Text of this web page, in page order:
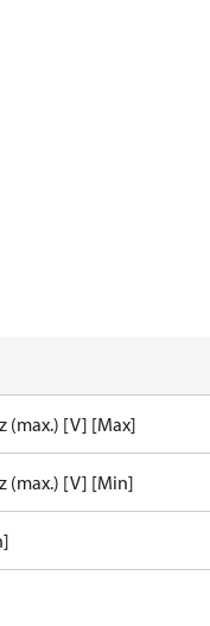
(max.) [V] [Max]
(max.) [V] [Min]